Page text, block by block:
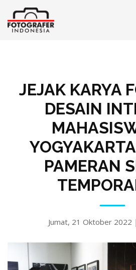
JEJAK KARYA
DESAIN
PAMERAN
Jumat, 21 Oktober 2022